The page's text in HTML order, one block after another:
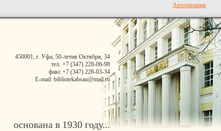
Авторизация
450001, г. Уфа, 50-летия Октября, 34
тел. +7 (347) 228-06-98
факс +7 (347) 228-03-34
E-mail: bibliotekabsau@mail.ru
основана в 1930 году...